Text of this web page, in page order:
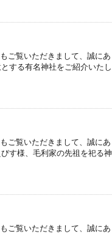
ご覧いただきまして、誠にあ
する有名神社をご紹介いたし
ご覧いただきまして、誠にあ
す様、毛利家の先祖を祀る神
ご覧いただきまして、誠にあ